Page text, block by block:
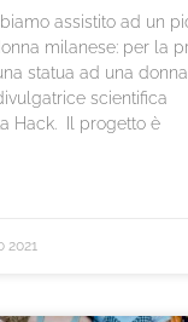
assistito ad un
milanese: per la
statua ad una
scientifica
Hack. Il progetto è
2021